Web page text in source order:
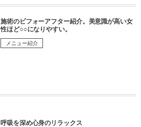
施術のビフォーアフター紹介。美意識が高い女
性ほど○○になりやすい。
メニュー紹介
呼吸を深め心身のリラックス